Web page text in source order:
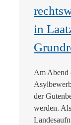
in
Am Abend
der
werden.